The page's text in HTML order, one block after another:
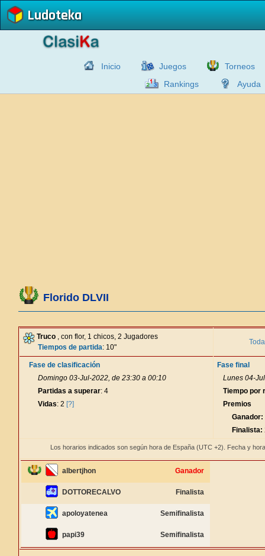
Ludoteka
Inicio Juegos
Torneos
Rankings
Ayuda
Florido DLVII
Truco , con flor, 1 chicos, 2 Jugadores
Tiempos de partida: 10"
Fase de clasificación
Domingo 03-Jul-2022, de 23:30 a 00:10
Partidas a superar: 4
Vidas: 2 [?]
Fase final
Lunes 04-
Tiempo por
Premios
Ganador:
Finalista:
Los horarios indicados son según hora de España (UTC +2). Fecha y
albertjhon Ganador
DOTTORECALVO Finalista
apoloyatenea Semifinalista
papi39 Semifinalista